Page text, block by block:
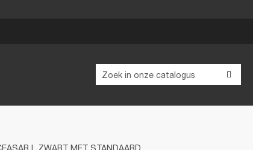
L ZWART MET STANDAARD